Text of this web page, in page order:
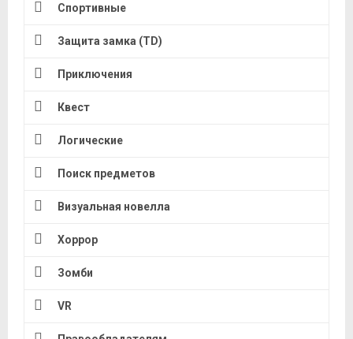
Спортивные
Защита замка (TD)
Приключения
Квест
Логические
Поиск предметов
Визуальная новелла
Хоррор
Зомби
VR